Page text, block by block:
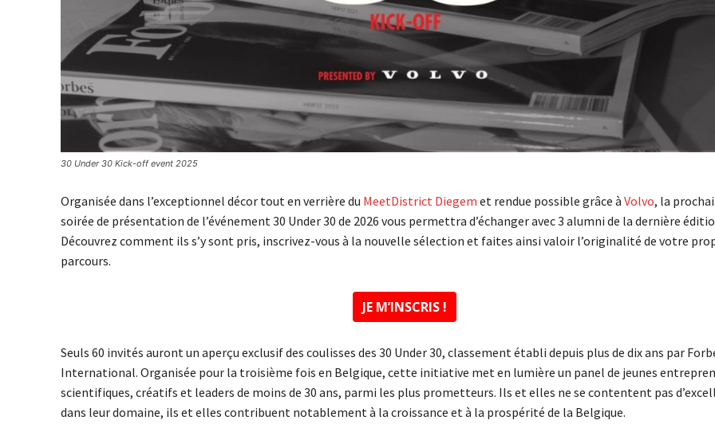
30 Under 30 Kick-off event 2025
Organisée dans l’exceptionnel décor tout en verrière du MeetDistrict Diegem et rendue possible grâce à Volvo, la
soirée de présentation de l’événement 30 Under 30 de 2026 vous permettra d’échanger avec 3 alumni de la dernière
Découvrez comment ils s’y sont pris, inscrivez-vous à la nouvelle sélection et faites ainsi valoir l’originalité de votre
parcours.
JE M’INSCRIS !
Seuls 60 invités auront un aperçu exclusif des coulisses des 30 Under 30, classement établi depuis plus de dix ans par
International. Organisée pour la troisième fois en Belgique, cette initiative met en lumière un panel de jeunes
scientifiques, créatifs et leaders de moins de 30 ans, parmi les plus prometteurs. Ils et elles ne se contentent pas
dans leur domaine, ils et elles contribuent notablement à la croissance et à la prospérité de la Belgique.